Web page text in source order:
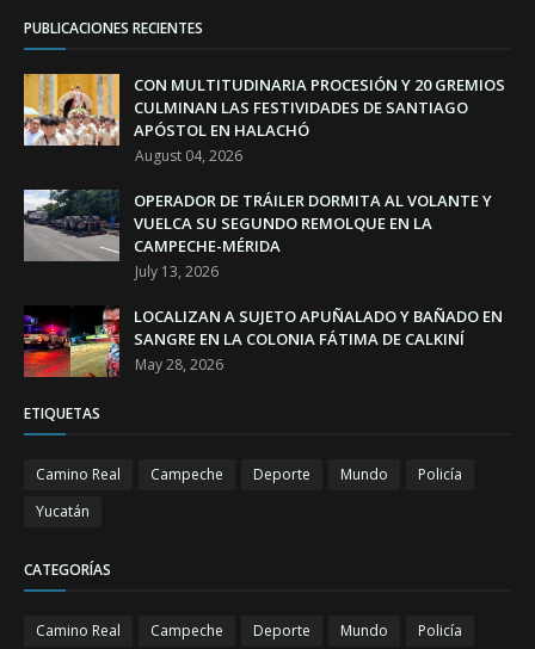
PUBLICACIONES RECIENTES
CON MULTITUDINARIA PROCESIÓN Y 20 GREMIOS
CULMINAN LAS FESTIVIDADES DE SANTIAGO
APÓSTOL EN HALACHÓ
August 04, 2026
OPERADOR DE TRÁILER DORMITA AL VOLANTE Y
VUELCA SU SEGUNDO REMOLQUE EN LA
CAMPECHE-MÉRIDA
July 13, 2026
LOCALIZAN A SUJETO APUÑALADO Y BAÑADO EN
SANGRE EN LA COLONIA FÁTIMA DE CALKINÍ
May 28, 2026
ETIQUETAS
Camino Real Campeche Deporte Mundo
Policía
Yucatán
CATEGORÍAS
Camino Real Campeche Deporte Mundo Policía